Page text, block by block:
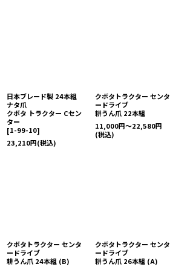
日本ブレード製 24本組
ナタ爪
クボタ トラクター Cセン
ター
[1-99-10]
23,210円(税込)
クボタトラクター センタ
ードライブ
耕うん爪 22本組
11,000円～22,580円
(税込)
クボタトラクター センタ
ードライブ
耕うん爪 24本組 (B)
クボタトラクター センタ
ードライブ
耕うん爪 26本組 (A)